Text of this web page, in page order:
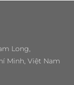
Long,
Minh, Việt Nam